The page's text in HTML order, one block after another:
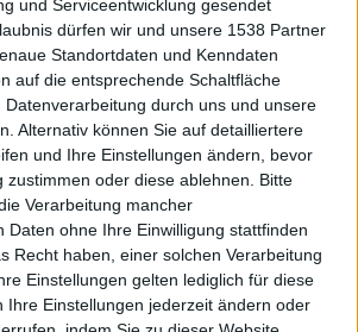
und Serviceentwicklung gesendet
dürfen wir und unsere 1538 Partner
Standortdaten und Kenndaten
auf die entsprechende Schaltfläche
Datenverarbeitung durch uns und unsere
Alternativ können Sie auf detailliertere
und Ihre Einstellungen ändern, bevor
zustimmen oder diese ablehnen.
Bitte
Verarbeitung mancher
Daten ohne Ihre Einwilligung stattfinden
Recht haben, einer solchen Verarbeitung
Einstellungen gelten lediglich für diese
Ihre Einstellungen jederzeit ändern oder
„da muss vielleicht mal jemand
Scharte schlägt. IRON SLAUGHT
nichts falsch, doch sie gehören
auch nicht zur absoluten
der Genres.
sind keine Pappmaché-
also nicht bis ins Letzte
musikalischen Waffe verarbeitet.